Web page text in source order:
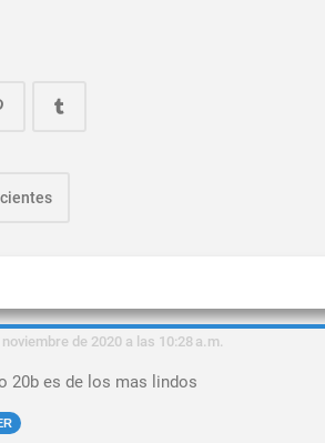
de 2020 a las 10:28 a.m.
20b es de los mas lindos